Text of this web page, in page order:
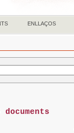
ENLLAÇOS
documents